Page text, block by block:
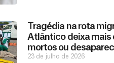
Tragédia na rota
Atlântico deixa mais
mortos ou
23 de julho de 2026